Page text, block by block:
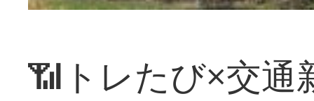
📶トレたび×交通